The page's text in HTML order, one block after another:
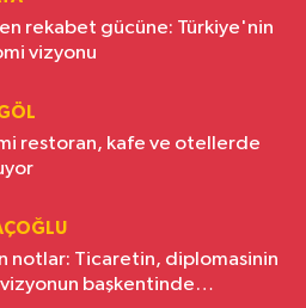
rekabet gücüne: Türkiye'nin
vizyonu
restoran, kafe ve otellerde
notlar: Ticaretin, diplomasinin
başkentinde